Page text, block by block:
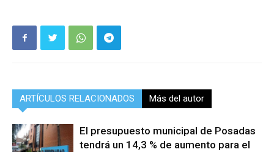
ARTÍCULOS RELACIONADOS Más del autor
El presupuesto municipal de Posadas
tendrá un 14,3 % de aumento para el